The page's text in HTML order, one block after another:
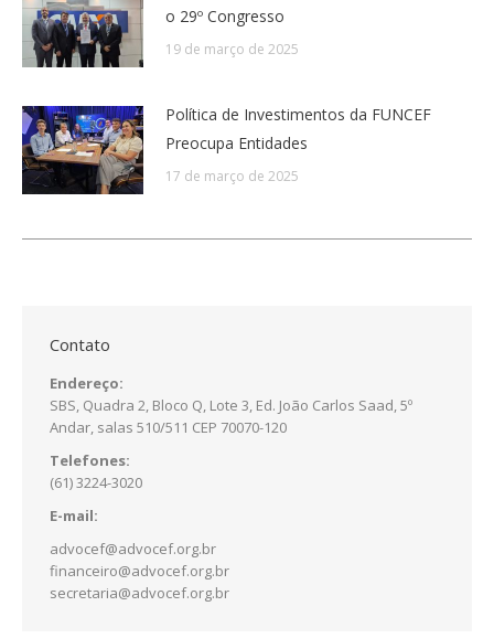
o 29º Congresso
19 de março de 2025
Política de Investimentos da FUNCEF
Preocupa Entidades
17 de março de 2025
Contato
Endereço:
SBS, Quadra 2, Bloco Q, Lote 3, Ed. João Carlos Saad, 5º
Andar, salas 510/511 CEP 70070-120
Telefones:
(61) 3224-3020
E-mail:
advocef@advocef.org.br
financeiro@advocef.org.br
secretaria@advocef.org.br